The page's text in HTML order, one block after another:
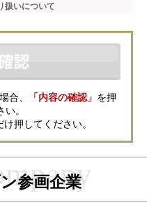
扱いについて
個人情報は、ダイレクトメール
連絡などの目的で資料請求先不
不動産会社が保管する個人情報
お問合せください。
サービスを円滑に運用するため
控えとして一定期間保管いたし
りできない場合、その他当社が
範囲において、直接メジャーセ
とがありますので、あらかじめ
ついてはこちらをご覧くださ
合、 「内容の確認」 を押
。
押してください。
参画企業